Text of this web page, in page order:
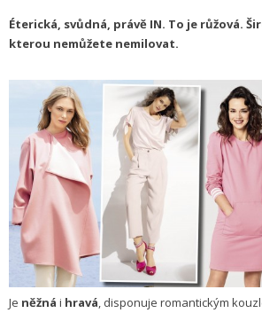
Éterická, svůdná, právě IN. To je růžová.
kterou nemůžete nemilovat.
Je něžná i hravá, disponuje romantickým